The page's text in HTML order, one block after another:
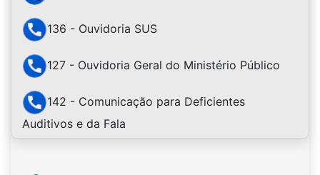
136 - Ouvidoria SUS
127 - Ouvidoria Geral do Ministério Público
142 - Comunicação para Deficientes
Auditivos e da Fala